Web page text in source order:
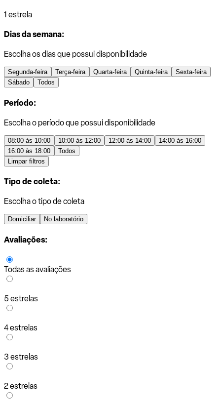
1 estrela
Dias da semana:
Escolha os dias que possui disponibilidade
Segunda-feira Terça-feira Quarta-feira Quinta-feira
Sexta-feira
Sábado
Todos
Período:
Escolha o período que possui disponibilidade
08:00 às 10:00 10:00 às 12:00 12:00 às 14:00
14:00 às 16:00
16:00 às 18:00
Todos
Limpar filtros
Tipo de coleta:
Escolha o tipo de coleta
Domiciliar No laboratório
Avaliações:
Todas as avaliações
5 estrelas
4 estrelas
3 estrelas
2 estrelas